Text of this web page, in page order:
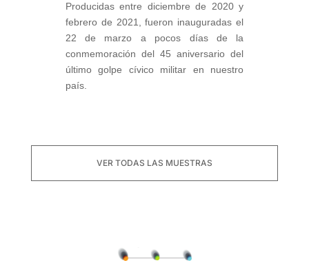
Producidas entre diciembre de 2020 y
febrero de 2021, fueron inauguradas el
22 de marzo a pocos días de la
conmemoración del 45 aniversario del
último golpe cívico militar en nuestro
país.
VER TODAS LAS MUESTRAS